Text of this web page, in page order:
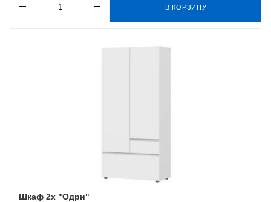
В КОРЗИНУ
Шкаф 2х "Одри"